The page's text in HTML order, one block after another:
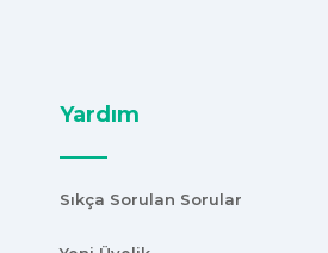
Yardım
Sıkça Sorulan Sorular